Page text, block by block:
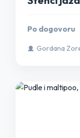
Po dogovoru
Gordana